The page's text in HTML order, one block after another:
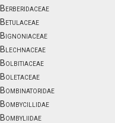
Berberidaceae
Betulaceae
Bignoniaceae
Blechnaceae
Bolbitiaceae
Boletaceae
Bombinatoridae
Bombycillidae
Bombyliidae